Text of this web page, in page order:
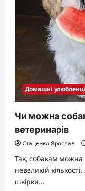
Домашні улюбленці
Чи можна
ветеринарів
Стаценко Ярослав
Так, собакам можна
невеликій
шкірки...